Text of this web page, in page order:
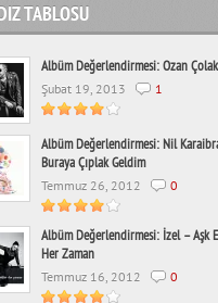
TABLOSU
Albüm Değerlendirmesi: Ozan
Şubat 19, 2013 1
Albüm Değerlendirmesi: Nil
Buraya Çıplak Geldim
Temmuz 26, 2012 0
Albüm Değerlendirmesi: İzel – Aşk
Her Zaman
Temmuz 16, 2012 0